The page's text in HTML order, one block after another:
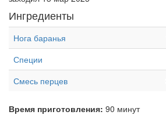
Ингредиенты
Нога баранья
Специи
Смесь перцев
Время приготовления: 90 минут